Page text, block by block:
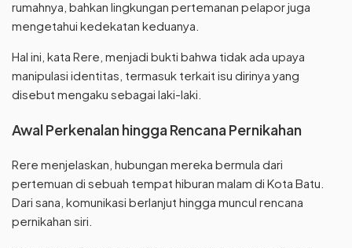
rumahnya, bahkan lingkungan pertemanan pelapor juga
mengetahui kedekatan keduanya.
Hal ini, kata Rere, menjadi bukti bahwa tidak ada upaya
manipulasi identitas, termasuk terkait isu dirinya yang
disebut mengaku sebagai laki-laki.
Awal Perkenalan hingga Rencana Pernikahan
Rere menjelaskan, hubungan mereka bermula dari
pertemuan di sebuah tempat hiburan malam di Kota Batu.
Dari sana, komunikasi berlanjut hingga muncul rencana
pernikahan siri.